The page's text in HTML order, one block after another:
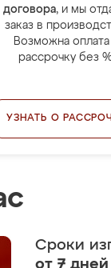
договора, и мы
заказ в
Возможна оплата
рассрочку без
УЗНАТЬ О
Сроки
от 7 дней